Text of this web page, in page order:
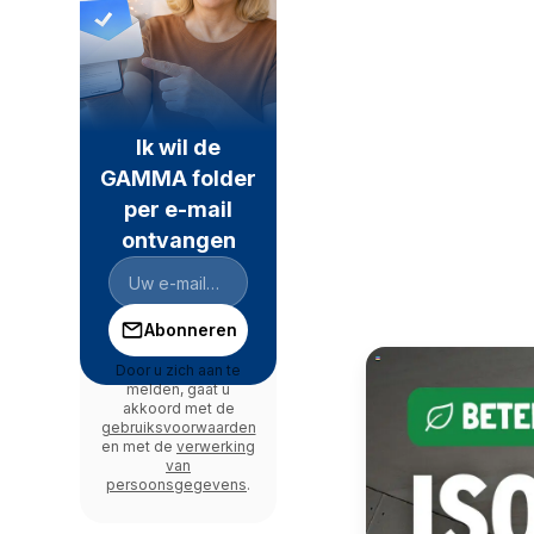
Ik wil de
GAMMA folder
per e-mail
ontvangen
Abonneren
Door u zich aan te
melden, gaat u
akkoord met de
gebruiksvoorwaarden
en met de verwerking
van
persoonsgegevens.